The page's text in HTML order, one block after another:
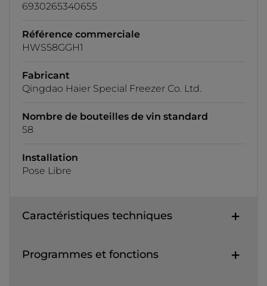
6930265340655
Référence commerciale
HWS58GGH1
Fabricant
Qingdao Haier Special Freezer Co. Ltd.
Nombre de bouteilles de vin standard
58
Installation
Pose Libre
Caractéristiques techniques
Programmes et fonctions